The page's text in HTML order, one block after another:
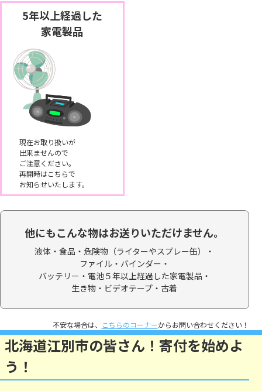
5年以上経過した
家電製品
現在お取り扱いが
出来ませんので
ご注意ください。
再開時はこちらで
お知らせいたします。
他にもこんな物はお送りいただけません。
液体・食品・ 危険物（ライターやスプレー缶）・
ファイル・バインダー・
バッテリー・電池５年以上経過した家電製品・
生き物・ビデオテープ・ 古着
不安な場合は、 こちらのコーナーからお問い合わせください！
北海道江別市の皆さん！寄付を始めよ
う！